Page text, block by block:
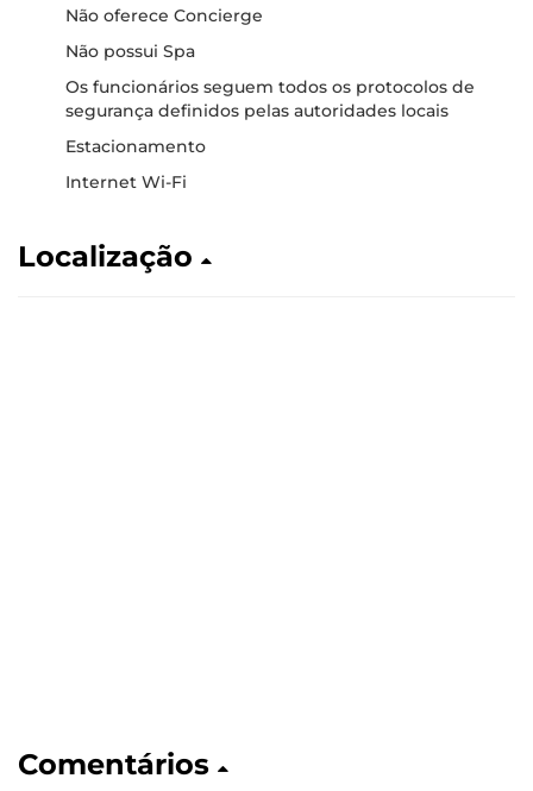
Não oferece Concierge
Não possui Spa
Os funcionários seguem todos os protocolos de
segurança definidos pelas autoridades locais
Estacionamento
Internet Wi-Fi
Localização
Comentários